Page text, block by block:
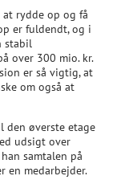
rydde op og få
er fuldendt, og i
stabil
over 300 mio. kr.
er så vigtig, at
om også at
den øverste etage
udsigt over
samtalen på
en medarbejder.